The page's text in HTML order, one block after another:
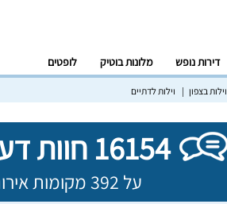
דירות נופש מלונות בוטיק לופטים
וילות בצפון וילות לדתיים
16154 חוות דעת מאומתות!
על 392 מקומות אירוח שונים בישראל